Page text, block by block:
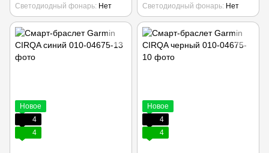
Светодиодный фонарь Нет
Светодиодный фонарь Нет
Новое
4
4
Новое
4
4